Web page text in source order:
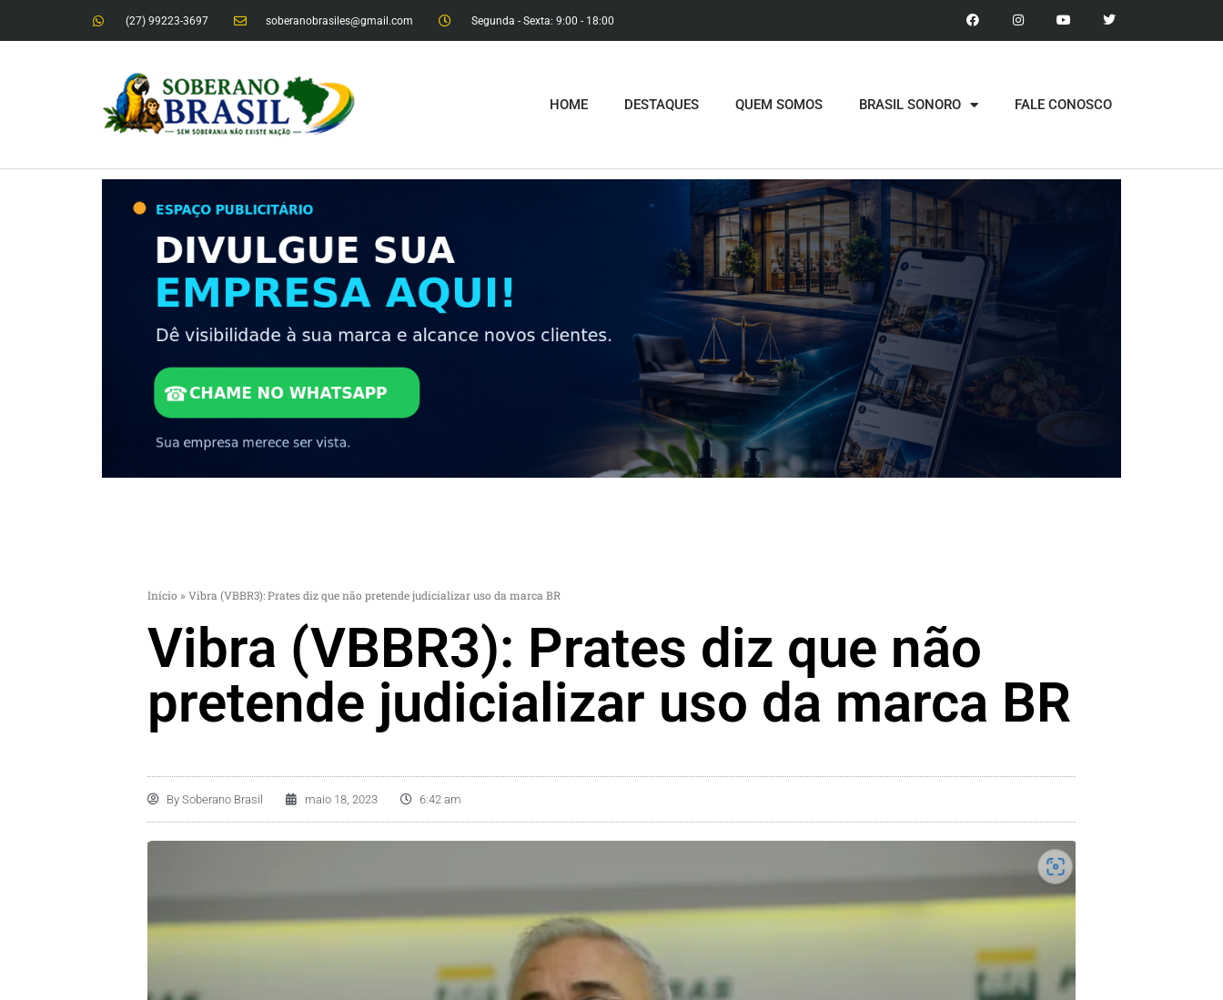
(27) 99223-3697 soberanobrasiles@gmail.com Segunda - Sexta: 9:00 - 18:00​
HOME DESTAQUES QUEM SOMOS BRASIL SONORO FALE CONOSCO
Início » Vibra (VBBR3): Prates diz que não pretende judicializar uso da marca BR
Vibra (VBBR3): Prates diz que não
pretende judicializar uso da marca BR
By Soberano Brasil maio 18, 2023 6:42 am